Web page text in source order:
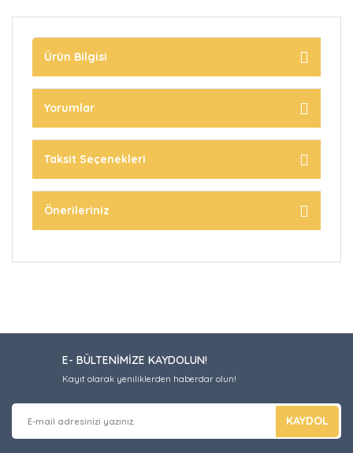
Ürün Bilgisi
Yorumlar
Taksit Seçenekleri
Önerileriniz
E- BÜLTENİMİZE KAYDOLUN!
Kayıt olarak yeniliklerden haberdar olun!
KAYDOL